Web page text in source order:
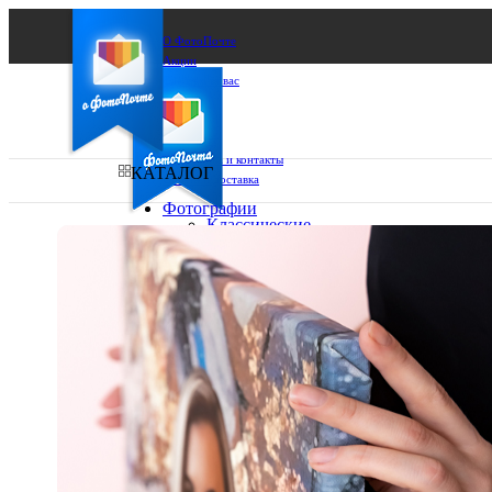
О ФотоПочте
Акции
Сделаем за вас
Бизнесу
FAQ
Франшиза
Поддержка и контакты
Оплата и доставка
Ваш город:
Ваш регион доставки
Выберите из списка:
КАТАЛОГ
Фотографии
Классические
10х15
13х18
15х15
15х20
20х20
20х30
30х30
30х40
А4
Фото